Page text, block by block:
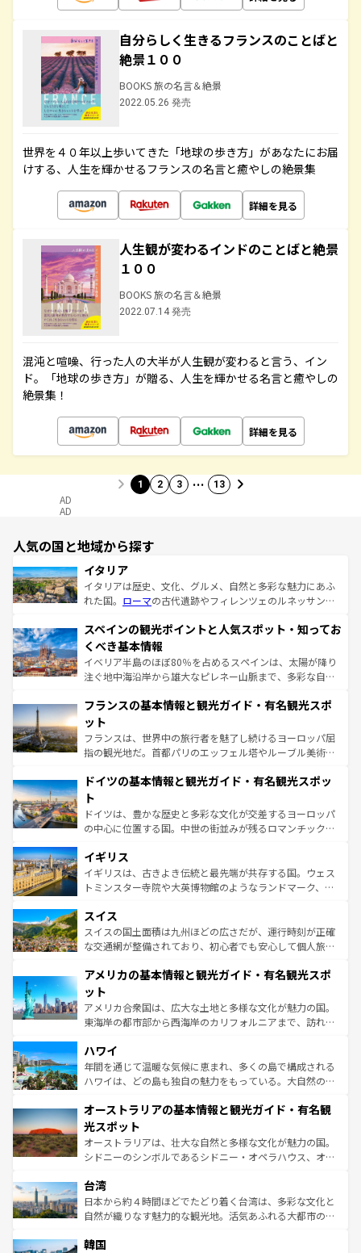
自分らしく生きるフランスのことばと
絶景１００
BOOKS 旅の名言＆絶景
2022.05.26 発売
世界を４０年以上歩いてきた「地球の歩き方」があなたにお届
けする、人生を輝かせるフランスの名言と癒やしの絶景集
詳細を見る
人生観が変わるインドのことばと絶景
１００
BOOKS 旅の名言＆絶景
2022.07.14 発売
混沌と喧噪、行った人の大半が人生観が変わると言う、イン
ド。「地球の歩き方」が贈る、人生を輝かせる名言と癒やしの
絶景集！
詳細を見る
1 2 3 … 13
AD
AD
人気の国と地域から探す
イタリア
イタリアは歴史、文化、グルメ、自然と多彩な魅力にあふ
れた国。 ローマの古代遺跡やフィレンツェのルネッサンス
ろん、トスカーナの美しい田園風景やアマルフィ海岸の絶
景など、自然景観も見逃せない。観光の合間には、本場の
ピザやパスタなど、絶品のイタリア料理を堪能することも
できる。朝目覚めてから夜眠るまで、すべての瞬間を楽し
なお、新着のイタリア情報はコンテンツ一覧を参照してほ
しい。
スペインの観光ポイントと人気スポット・知ってお
くべき基本情報
イベリア半島のほぼ80％を占めるスペインは、太陽が降り
注ぐ地中海沿岸から雄大なピレネー山脈まで、多彩な自然
文化が根付くこの国では、情熱的なフラメンコ、熱気あふ
れる闘牛、そして美味しいタパスが生活の一部となってい
る。首都マドリードの洗練された雰囲気や、バルセロナの
アートに溢れた街角から、地方では古代ローマ遺跡や中世
せる。地方によって風土や気候が異なるスペインはその個
ンテンツ一覧 を参照してほしい。
フランスの基本情報と観光ガイド・有名観光スポ
ット
フランスは、世界中の旅行者を魅了し続けるヨーロッパ屈
指の観光地だ。首都パリのエッフェル塔やルーブル美術館
で、幅広い魅力が詰まっている。華麗な宮殿、歴史的な大
聖堂、美しいビーチ、そして豊かな自然が、訪れる者を心
から魅了する。また、フランスは美食の国としても知ら
れ、フランス料理はユネスコ無形文化遺産にも登録されて
香り高いラベンダー畑など、多彩な楽しみ方が可能だ。さ
らに、パリ以外の地域にも魅力が溢れており、どの街角に
も豊かな歴史と文化が息づいている。パリ以外の個性あふ
を参照してほしい。
ドイツの基本情報と観光ガイド・有名観光スポッ
ト
ドイツは、豊かな歴史と多彩な文化が交差するヨーロッパ
の中心に位置する国。中世の街並みが残るロマンチック街
顔を持つこの国は、どこを歩いても飽きることがない。ベ
ルリンの文化的活気、バイエルン州のアルプスの絶景、そ
してライン川沿いのワイン畑といった風景は必見。ビール
は、お酒好きな人にはぜひ体験してほしい。 なお、新着の
ドイツ情報はコンテンツ一覧を参照してほしい。
イギリス
イギリスは、古きよき伝統と最先端が共存する国。ウェス
トミンスター寺院や大英博物館のようなランドマーク、歴
リアごとに異なる魅力がある。また、優雅なアフタヌーン
ティー、ビール好きにはたまらない英国パブ、サッカー観
戦など、本場だからこそできる体験も豊富。イギリスを旅
ンツ一覧を参照してほしい。
スイス
スイスの国土面積は九州ほどの広さだが、運行時刻が正確
な交通網が整備されており、初心者でも安心して個人旅行
の建物がそのまま残る町や、スイスならではのユニークな
博物館もあり、アルプス観光だけでなく町歩きも満喫する
ことができる。国民の所得が高いため物価も高いが、旅行
者向けの交通パス提供のサービスもあり、うまく活用すれ
着のスイス情報は
アメリカの基本情報と観光ガイド・有名観光スポ
ット
アメリカ合衆国は、広大な土地と多様な文化が魅力の国。
東海岸の都市部から西海岸のカリフォルニアまで、訪れる
のような巨大都市は、観光、ショッピング、エンターテイ
ンメントが詰まった刺激的なスポットだ。一方、アメリカ
西部には大自然が広がり、グランドキャニオンやイエロー
部のニューオーリンズでは、音楽と美食が融合した独特の
文化が魅力。旅行者はアメリカの各地域で異なる魅力を楽
しみながら、その多様性と豊かな歴史を感じることができ
るだろう。車でのロードトリップや列車の旅も、アメリカ
情報は
ハワイ
年間を通じて温暖な気候に恵まれ、多くの島で構成される
ハワイは、どの島も独自の魅力をもっている。大自然の神
ワイ島は見逃せない。また、定番の観光地といえばオアフ
島だが、静かな自然を求めるならマウイ島やカウアイ島が
おすすめ。エメラルドグリーンに輝く海をはじめ、豊かな
文化や歴史が息づいている。「アロハスピリット」と呼ば
人々、おいしいローカルフードやハワイアンミュージッ
ク、伝統的なフラダンスなど、すべてがハワイの魅力を彩
っている。訪れるたびに新しい発見と感動が待っているハ
はコンテンツ一覧
オーストラリアの基本情報と観光ガイド・有名観
光スポット
オーストラリアは、壮大な自然と多様な文化が魅力の国。
シドニーのシンボルであるシドニー・オペラハウス、オー
リアリーフや大陸中央部にそびえるウルル（エアーズロッ
ク）、タスマニアの美しい原生林やケアンズの熱帯雨林な
ど、見どころがたくさん。また、カフェやワイン、オージ
いる。アクティビティも充実しており、サーフィンやダイ
台湾
日本から約４時間ほどでたどり着く台湾は、多彩な文化と
自然が織りなす魅力的な観光地。活気あふれる大都市の台
ン）、静ひつな山岳地帯である台湾東部など、都市の喧騒
韓国